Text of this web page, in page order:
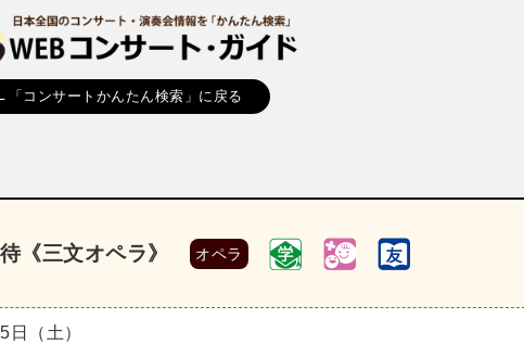
「コンサートかんたん検索」に戻る
《三文オペラ》 オペラ
日（土）